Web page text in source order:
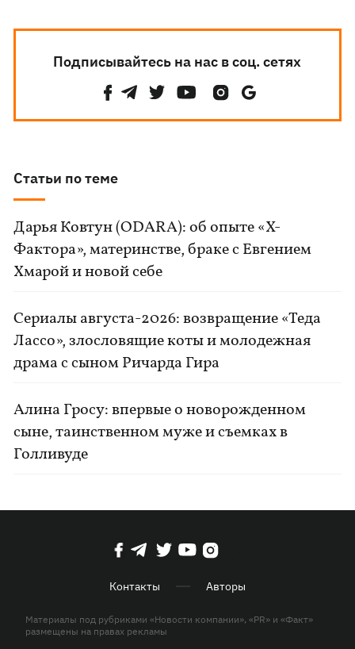
Подписывайтесь на нас в соц. сетях
Статьи по теме
Дарья Ковтун (ODARA): об опыте «Х-
Фактора», материнстве, браке с Евгением
Хмарой и новой себе
Сериалы августа-2026: возвращение «Теда
Лассо», злословящие коты и молодежная
драма с сыном Ричарда Гира
Алина Гросу: впервые о новорожденном
сыне, таинственном муже и съемках в
Голливуде
Контакты Авторы
Материалы под рубриками «Новости компании», «PR» и «Факт»
размещены на правах рекламы